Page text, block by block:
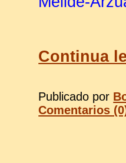
Continua
Publicado por
Comentarios